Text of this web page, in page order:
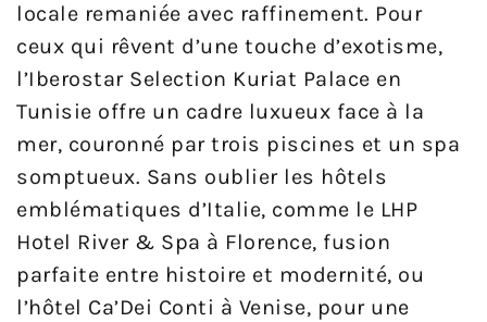
locale remaniée avec raffinement. Pour
ceux qui rêvent d’une touche d’exotisme,
l’Iberostar Selection Kuriat Palace en
Tunisie offre un cadre luxueux face à la
mer, couronné par trois piscines et un spa
somptueux. Sans oublier les hôtels
emblématiques d’Italie, comme le LHP
Hotel River & Spa à Florence, fusion
parfaite entre histoire et modernité, ou
l’hôtel Ca’Dei Conti à Venise, pour une